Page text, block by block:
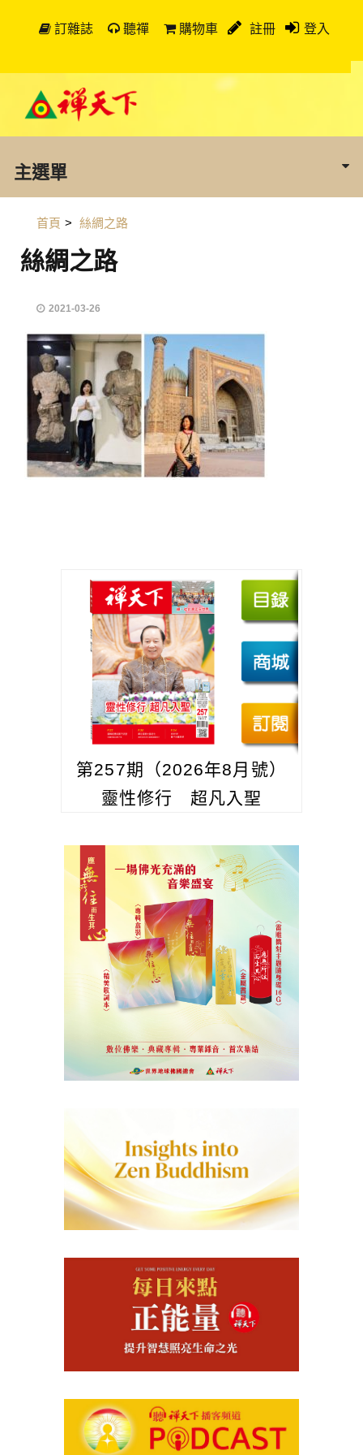
訂雜誌 聽禪 購物車 註冊 登入
主選單
首頁 > 絲綢之路
絲綢之路
2021-03-26
第257期（2026年8月號）
靈性修行 超凡入聖